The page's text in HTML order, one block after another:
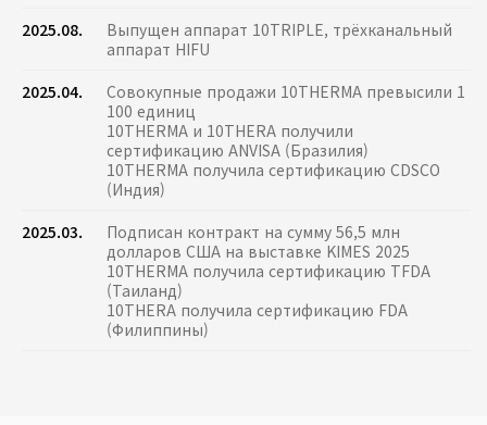
2025.08.
Выпущен аппарат 10TRIPLE, трёхканальный
аппарат HIFU
2025.04.
Совокупные продажи 10THERMA превысили 1
100 единиц
10THERMA и 10THERA получили
сертификацию ANVISA (Бразилия)
10THERMA получила сертификацию CDSCO
(Индия)
2025.03.
Подписан контракт на сумму 56,5 млн
долларов США на выставке KIMES 2025
10THERMA получила сертификацию TFDA
(Таиланд)
10THERA получила сертификацию FDA
(Филиппины)